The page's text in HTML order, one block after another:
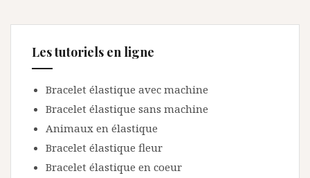
i
Les tutoriels en ligne
Bracelet élastique avec machine
Bracelet élastique sans machine
Animaux en élastique
Bracelet élastique fleur
Bracelet élastique en coeur